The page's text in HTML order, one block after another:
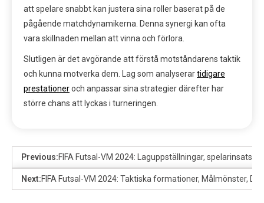
att spelare snabbt kan justera sina roller baserat på de
pågående matchdynamikerna. Denna synergi kan ofta
vara skillnaden mellan att vinna och förlora.
Slutligen är det avgörande att förstå motståndarens taktik
och kunna motverka dem. Lag som analyserartidigare
prestationeroch anpassar sina strategier därefter har
större chans att lyckas i turneringen.
Previous:FIFA Futsal-VM 2024: Laguppställningar,
Next:FIFA Futsal-VM 2024: Taktiska formationer, Målmönster,